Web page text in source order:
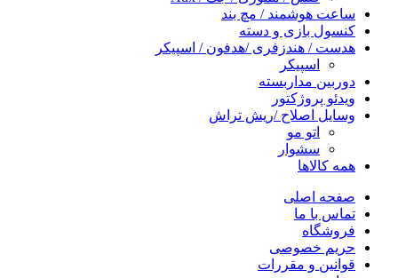
ساعت هوشمند / مچ بند
کنسول بازی و دسته
هدست / هندزفری /هدفون / اسپیکر
اسپیکر
دوربین مداربسته
ویدئو پروژکتور
وسایل اصلاح /ریش تراش
اتو مو
سشوار
همه کالاها
صفحه اصلی
تماس با ما
فروشگاه
حریم خصوصی
قوانین و مقررات